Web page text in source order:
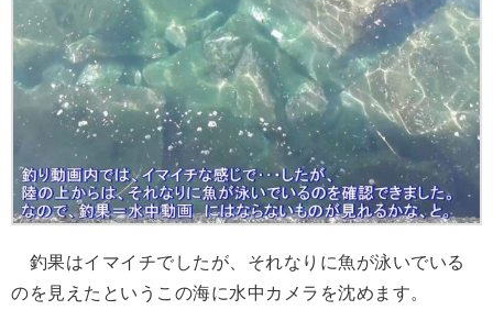
釣果はイマイチでしたが、それなりに魚が泳いでいる
のを見えたというこの海に水中カメラを沈めます。